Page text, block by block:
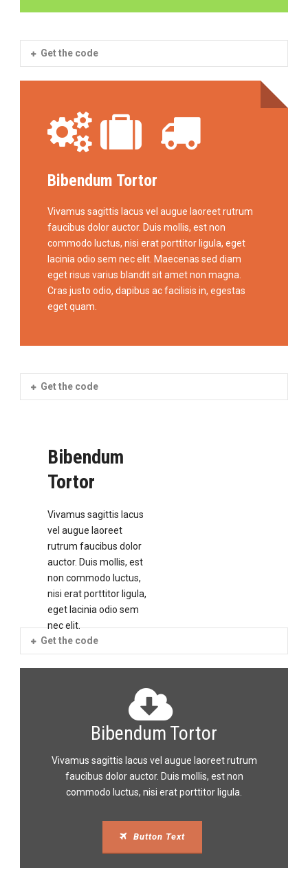
Get the code
Bibendum Tortor
Vivamus sagittis lacus vel augue laoreet rutrum
faucibus dolor auctor. Duis mollis, est non
commodo luctus, nisi erat porttitor ligula, eget
lacinia odio sem nec elit. Maecenas sed diam
eget risus varius blandit sit amet non magna.
Cras justo odio, dapibus ac facilisis in, egestas
eget quam.
Get the code
Bibendum
Tortor
Vivamus sagittis lacus
vel augue laoreet
rutrum faucibus dolor
auctor. Duis mollis, est
non commodo luctus,
nisi erat porttitor ligula,
eget lacinia odio sem
nec elit.
Get the code
Bibendum Tortor
Vivamus sagittis lacus vel augue laoreet rutrum
faucibus dolor auctor. Duis mollis, est non
commodo luctus, nisi erat porttitor ligula.
Button Text